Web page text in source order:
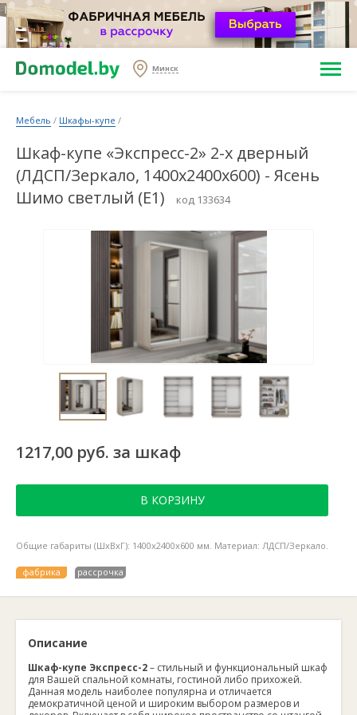
Минск
Мебель / Шкафы-купе /
Шкаф-купе «Экспресс-2» 2-х дверный
(ЛДСП/Зеркало, 1400х2400х600) - Ясень
Шимо светлый (E1)
код 133634
1217,00 руб. за шкаф
В КОРЗИНУ
Общие габариты (ШхВхГ): 1400х2400х600 мм. Материал: ЛДСП/Зеркало.
фабрика рассрочка
Описание
Шкаф-купе Экспресс-2– стильный и функциональный шкаф
для Вашей спальной комнаты, гостиной либо прихожей.
Данная модель наиболее популярна и отличается
демократичной ценой и широким выбором размеров и